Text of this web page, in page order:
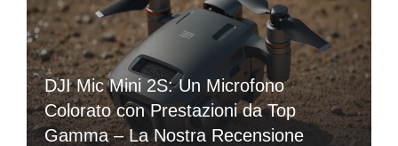
DJI Mic Mini 2S: Un Microfono
Colorato con Prestazioni da Top
Gamma – La Nostra Recensione